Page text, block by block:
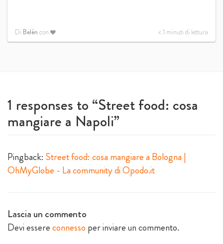
Di Belén con < 1 minuti di lettura
1 responses to “Street food: cosa
mangiare a Napoli”
Pingback: Street food: cosa mangiare a Bologna |
OhMyGlobe - La community di Opodo.it
Lascia un commento
Devi essereconnesso per inviare un commento.